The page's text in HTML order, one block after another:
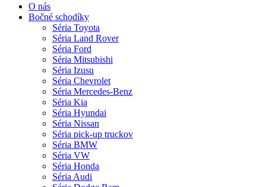
O nás
Bočné schodíky
Séria Toyota
Séria Land Rover
Séria Ford
Séria Mitsubishi
Séria Izusu
Séria Chevrolet
Séria Mercedes-Benz
Séria Kia
Séria Hyundai
Séria Nissan
Séria pick-up truckov
Séria BMW
Séria VW
Séria Honda
Séria Audi